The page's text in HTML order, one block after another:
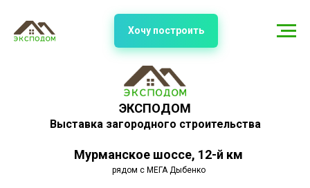
ЭКСПОДОМ
Выставка загородного строительства
Мурманское шоссе, 12-й км
рядом с МЕГА Дыбенко
Хочу построить